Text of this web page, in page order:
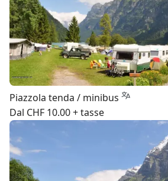
Piazzola tenda / minibus
Dal CHF 10.00 + tasse